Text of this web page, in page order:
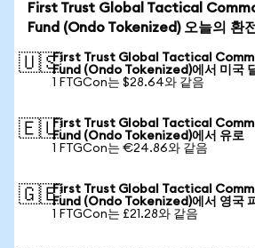
First Trust Global Tactical
Fund (Ondo Tokenized) 오늘의 환
🇺🇸First Trust Global Tactical
Fund (Ondo Tokenized)에서 미국
1 FTGCon는 $28.64와 같음
🇪🇺First Trust Global Tactical
Fund (Ondo Tokenized)에서 유로
1 FTGCon는 €24.86와 같음
🇬🇧First Trust Global Tactical
Fund (Ondo Tokenized)에서 영국
1 FTGCon는 £21.28와 같음